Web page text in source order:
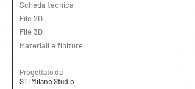
Scheda tecnica
File 2D
File 3D
Materiali e finiture
Progettato da
STI Milano Studio